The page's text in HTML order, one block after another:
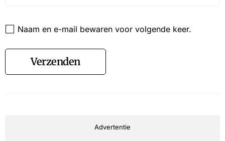
Naam en e-mail bewaren voor volgende keer.
Verzenden
Advertentie